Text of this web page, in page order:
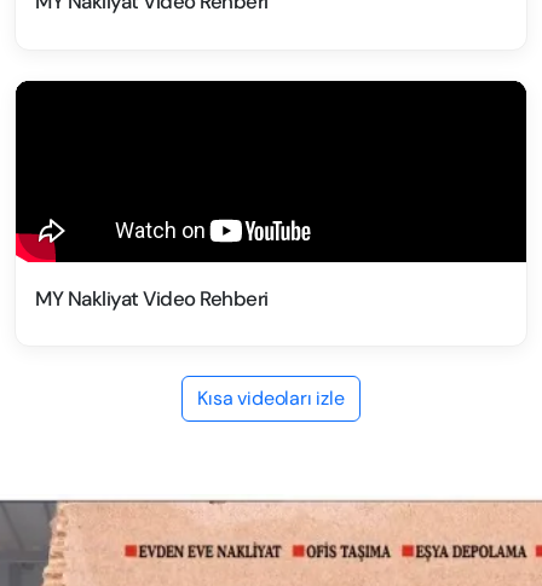
MY Nakliyat Video Rehberi
Kısa videoları izle